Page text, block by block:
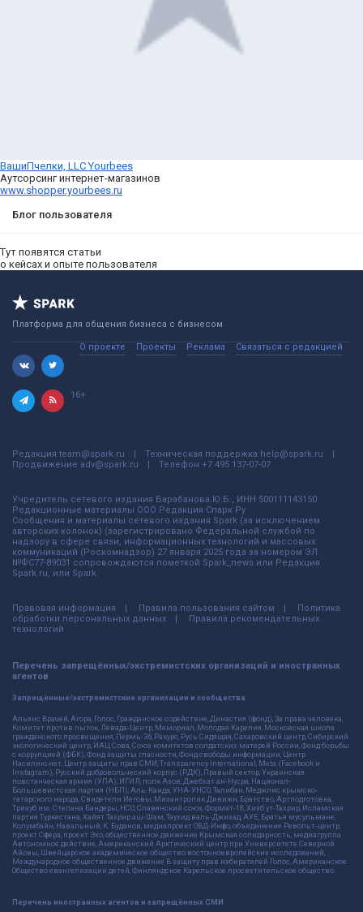
ВашиПчелки, LLC Yourbees
Аутсорсинг интернет-магазинов
www.shopper.yourbees.ru
Блог пользователя
Тут появятся статьи
о кейсах и опыте пользователя
Платформа для общения бизнеса с бизнесом
О проекте Проекты Реклама Связаться с редакцией
16+
Редакция team@spark.ru Техническая поддержка help@spark.ru
Продвижение adv@spark.ru Телефон +7 495 137-07-07
Учредитель сетевого издания Барабанова.Ю.Б., ИНН 500111143150
Редакционные материалы ООО Редакция Спарк Ру
Сообщения и материалы сетевого издания Spark (за исключением
авторских колонок) (зарегистрировано Федеральной службой по
надзору в сфере связи, информационных технологий и массовых
коммуникаций (Роскомнадзор) 27 января 2025 года за номером ЭЛ
№ФС77-89031 сопровождаются пометкой Spark_news или Редакция
Spark.ru, или Spark.
Правовая информация Правила пользования сайтом
Политика
обработки персональных данных
Правила рекомендательных
технологий
Перечень запрещённых/экстремистских организаций и иностранных
агентов
Запрещённые/экстремистские организации и сообщества
Альянс Врачей, Агора, Голос, Гражданское содействие, Династия (фонд), За права человека,
Комитет против пыток, Левада-Центр, Мемориал, Молодая Карелия, Московская школа
гражданского просвещения, Пермь-36, Ракурс, Русь Сидящая, Сахаровский центр, Сибирский
экологический центр, ИАЦ Сова, Союз комитетов солдатских матерей России, Фонд борьбы
с коррупцией (ФБК), Фонд защиты гласности, Фонд свободы информации, Центр
Насилию.нет, Центр защиты прав СМИ, Transparency International, Meta (Facebook и
Instagram), Русский добровольческий корпус (РДК), Правый сектор, Украинская
повстанческая армия (УПА), ИГИЛ, полк Азов, Джебхат ан-Нусра, Национал-
Большевистская партия (НБП), Аль-Каида, УНА-УНСО, Талибан, Меджлис крымско-
татарского народа, Свидетели Иеговы, Мизантропик Дивижн, Братство, Артподготовка,
Тризуб им. Степана Бандеры, НСО, Славянский союз, Формат-18, Хизб ут-Тахрир, Исламская
партия Туркестана, Хайят Тахрир аш-Шам, Таухид валь-Джихад, АУЕ, Братья мусульмане,
Колумбайн, Навальный, К. Буданов, медиапроект ОВД-Инфо, объединение Револьт-центр,
проект Сфера, проект Эхо, общественное движение Крымская солидарность, медиагруппа
Автономное действие, Американский Арктический центр при Университете Северной
Айовы, Швейцарское академическое общество восточноевропейских исследований,
Международное общественное движение В защиту прав избирателей Голос, Американское
Общество евангелизации детей, Финляндское Карельское просветительское общество.
Перечень иностранных агентов и запрещённых СМИ